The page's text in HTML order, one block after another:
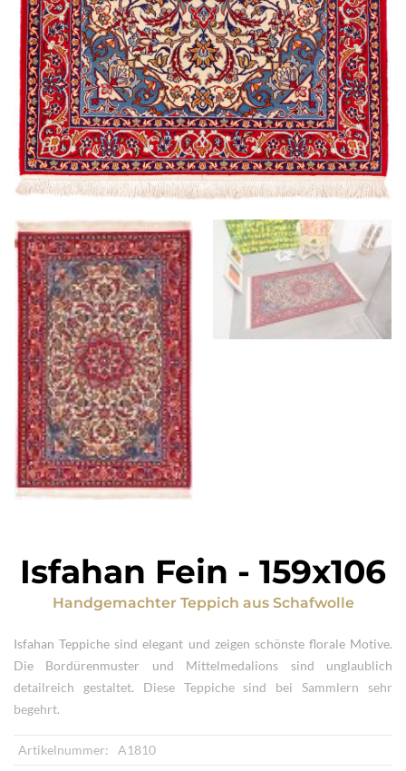
Isfahan Fein - 159x106
Handgemachter Teppich aus Schafwolle
Isfahan Teppiche sind elegant und zeigen schönste florale Motive.
Die Bordürenmuster und Mittelmedalions sind unglaublich
detailreich gestaltet. Diese Teppiche sind bei Sammlern sehr
begehrt.
Artikelnummer:
A1810